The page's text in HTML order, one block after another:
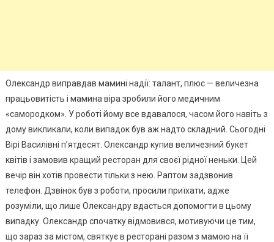
Олександр виправдав мамині надії: талант, плюс — величезна
працьовитість і мамина віра зробили його медичним
«самородком». У роботі йому все вдавалося, часом його навіть з
дому викликали, коли випадок був аж надто складний. Сьогодні
Вірі Василівні п’ятдесят. Олександр купив величезний букет
квітів і замовив кращий ресторан для своєї рідної неньки. Цей
вечір він хотів провести тільки з нею. Раптом задзвонив
телефон. Дзвінок був з роботи, просили приїхати, адже
розуміли, що лише Олександру вдасться допомогти в цьому
випадку. Олександр спочатку відмовився, мотивуючи це тим,
що зараз за містом, святкує в ресторані разом з мамою на її